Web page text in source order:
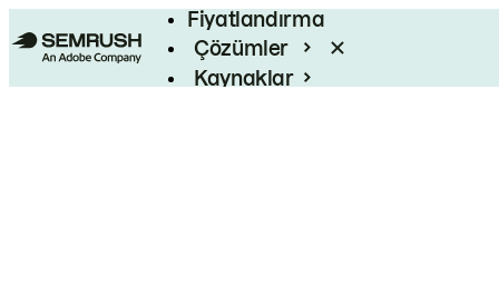
Fiyatlandırma
Çözümler
Kaynaklar